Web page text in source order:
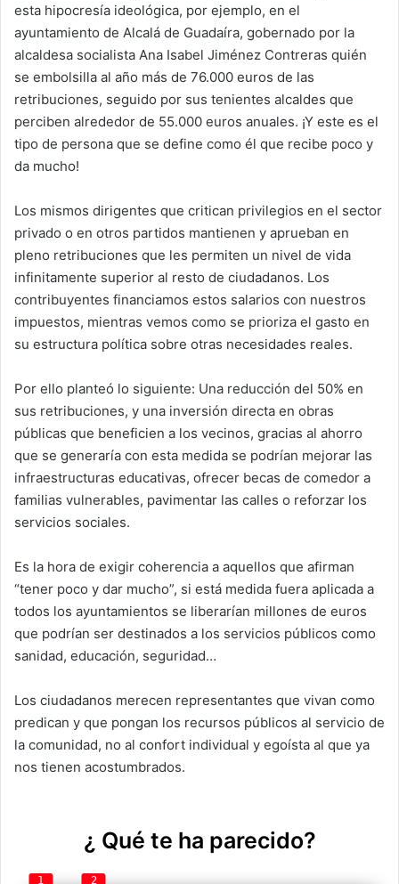
esta hipocresía ideológica, por ejemplo, en el
ayuntamiento de Alcalá de Guadaíra, gobernado por la
alcaldesa socialista Ana Isabel Jiménez Contreras quién
se embolsilla al año más de 76.000 euros de las
retribuciones, seguido por sus tenientes alcaldes que
perciben alrededor de 55.000 euros anuales. ¡Y este es el
tipo de persona que se define como él que recibe poco y
da mucho!
Los mismos dirigentes que critican privilegios en el sector
privado o en otros partidos mantienen y aprueban en
pleno retribuciones que les permiten un nivel de vida
infinitamente superior al resto de ciudadanos. Los
contribuyentes financiamos estos salarios con nuestros
impuestos, mientras vemos como se prioriza el gasto en
su estructura política sobre otras necesidades reales.
Por ello planteó lo siguiente: Una reducción del 50% en
sus retribuciones, y una inversión directa en obras
públicas que beneficien a los vecinos, gracias al ahorro
que se generaría con esta medida se podrían mejorar las
infraestructuras educativas, ofrecer becas de comedor a
familias vulnerables, pavimentar las calles o reforzar los
servicios sociales.
Es la hora de exigir coherencia a aquellos que afirman
“tener poco y dar mucho”, si está medida fuera aplicada a
todos los ayuntamientos se liberarían millones de euros
que podrían ser destinados a los servicios públicos como
sanidad, educación, seguridad…
Los ciudadanos merecen representantes que vivan como
predican y que pongan los recursos públicos al servicio de
la comunidad, no al confort individual y egoísta al que ya
nos tienen acostumbrados.
¿ Qué te ha parecido?
1 2